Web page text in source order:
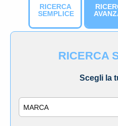
RICERCA
SEMPLICE
RICERCA
Scegli la